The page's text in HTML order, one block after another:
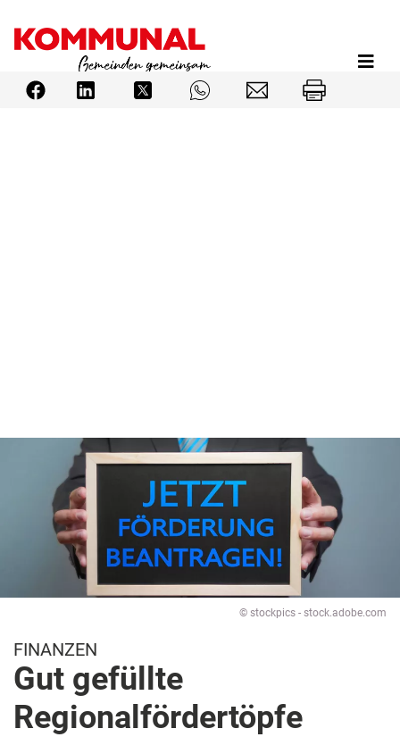
Inhalt
© stockpics - stock.adobe.com
FINANZEN
Gut gefüllte
Regionalfördertöpfe